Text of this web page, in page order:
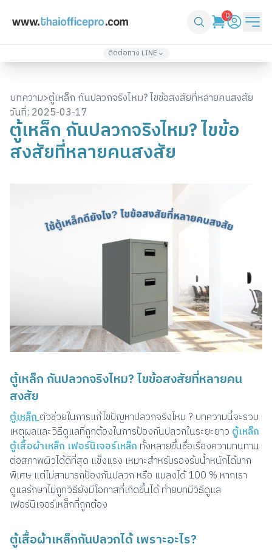
0
ติดต่อทาง LINE
02-571-4933
086-361-1232
เพิ่มเพื่อน
@top3
061-418-2248
เพิ่มเพื่อน
thaiofficepro4
บทความ>ตู้เหล็ก กันปลวกจริงไหม? ไขข้อสงสัยที่หลายคนสงสัย
วันที่: 2025-03-17
ตู้เหล็ก กันปลวกจริงไหม? ไขข้อ
สงสัยที่หลายคนสงสัย
ตู้เหล็ก กันปลวกจริงไหม? ไขข้อสงสัยที่หลายคน
สงสัย
ตู้เหล็กตัวช่วยในการแก้ไขปัญหาปลวกจริงไหม ? บทความนี้จะรวม
เหตุผลและวิธีดูแลที่ถูกต้องในการป้องกันปลวกในระยะยาว ตู้เหล็ก
ตู้เสื้อผ้าเหล็ก เฟอร์นิเจอร์เหล็ก ทั้งหลายขึ้นชื่อเรื่องความทนทาน
ต่อสภาพผิวได้ดีที่สุด แข็งแรง เหมาะสำหรับรองร้บน้ำหนักได้มาก
พิเศษ แต่ไม่สามารถป้องกันปลวก หรือ แมลงได้ 100 % หากเรา
ดูแลรักษาไม่ถูกวิธียังมีโอกาสที่เกิดขึ้นได้ ท้ายบทมีวิธีดูแล
เฟอร์นิเจอร์เหล็กที่ถูกต้อง
ตู้เสื้อผ้าเหล็กกันปลวกได้ เพราะอะไร?